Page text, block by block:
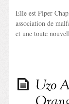
Elle est Piper
association de
et une toute
Uzo